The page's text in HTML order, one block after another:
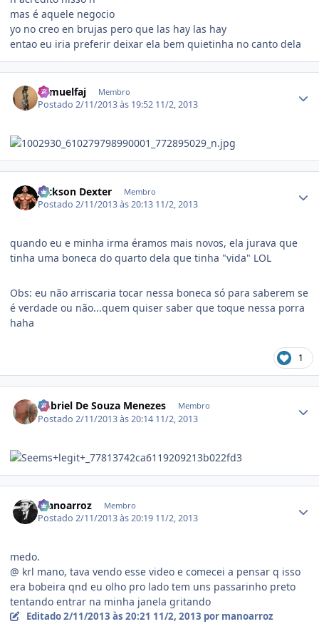
mas é aquele negocio
yo no creo en brujas pero que las hay las hay
entao eu iria preferir deixar ela bem quietinha no canto dela
Samuelfaj Membro
Postado2/11/2013 às 19:52 11/2, 2013
Jackson Dexter Membro
Postado2/11/2013 às 20:13 11/2, 2013
quando eu e minha irma éramos mais novos, ela jurava que
tinha uma boneca do quarto dela que tinha "vida" LOL
Obs: eu não arriscaria tocar nessa boneca só para saberem se
é verdade ou não...quem quiser saber que toque nessa porra
haha
1
Gabriel De Souza Menezes Membro
Postado2/11/2013 às 20:14 11/2, 2013
manoarroz Membro
Postado2/11/2013 às 20:19 11/2, 2013
medo.
@ krl mano, tava vendo esse video e comecei a pensar q isso
era bobeira qnd eu olho pro lado tem uns passarinho preto
tentando entrar na minha janela gritando
Editado2/11/2013 às 20:21 11/2, 2013 por manoarroz